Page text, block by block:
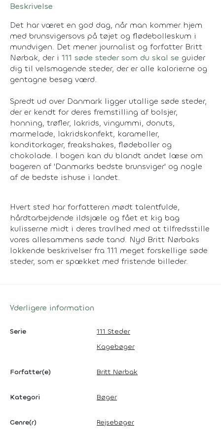
Beskrivelse
Det har været en god dag, når man kommer hjem
med brunsvigersovs på tøjet og flødebolleskum i
mundvigen. Det mener journalist og forfatter Britt
Nørbak, der i 111 søde steder som du skal se guider
dig til velsmagende steder, der er alle kalorierne og
gentagne besøg værd.
Spredt ud over Danmark ligger utallige søde steder,
der er kendt for deres fremstilling af bolsjer,
honning, trøfler, lakrids, vingummi, donuts,
marmelade, lakridskonfekt, karameller,
konditorkager, freakshakes, flødeboller og
chokolade. I bogen kan du blandt andet læse om
bageren af 'Danmarks bedste brunsviger' og nogle
af de bedste ishuse i landet.
Hvert sted har forfatteren mødt talentfulde,
hårdtarbejdende ildsjæle og fået et kig bag
kulisserne midt i deres travlhed med at tilfredsstille
vores allesammens søde tand. Nyd Britt Nørbaks
lokkende beskrivelser fra 111 meget forskellige søde
steder, som er spækket med fristende billeder.
Yderligere information
Serie
111 Steder
Kagebøger
Forfatter(e) Britt Nørbak
Kategori Bøger
Genre(r)
Rejsebøger